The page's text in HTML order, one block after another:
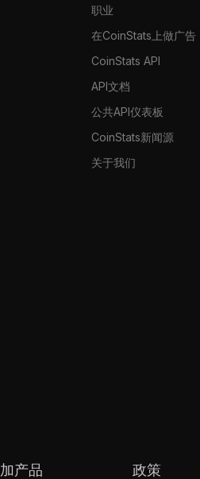
职业
在CoinStats上做广告
CoinStats API
API文档
公共API仪表板
CoinStats新闻源
关于我们
附加产品 政策